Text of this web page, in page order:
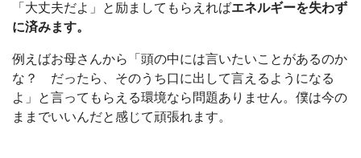
「大丈夫だよ」と励ましてもらえればエネルギーを失わず
に済みます。
例えばお母さんから「頭の中には言いたいことがあるのか
な？ だったら、そのうち口に出して言えるようになる
よ」と言ってもらえる環境なら問題ありません。僕は今の
ままでいいんだと感じて頑張れます。